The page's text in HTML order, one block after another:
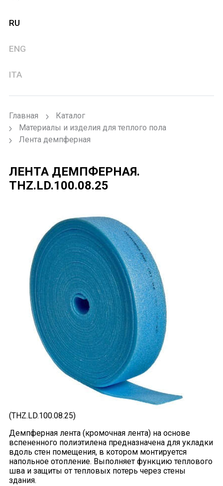
RU
ENG
ITA
Главная
Каталог
Материалы и изделия для теплого пола
Лента демпферная
ЛЕНТА ДЕМПФЕРНАЯ.
THZ.LD.100.08.25
(THZ.LD.100.08.25)
Демпферная лента (кромочная лента) на основе
вспененного полиэтилена предназначена для укладки
вдоль стен помещения, в котором монтируется
напольное отопление. Выполняет функцию теплового
шва и защиты от тепловых потерь через стены
здания.